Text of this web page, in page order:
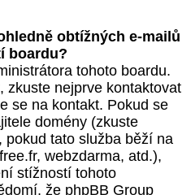
obtížných e-mailů
boardu?
tohoto boardu.
zkuste nejprve kontaktovat
se na kontakt. Pokud se
domény (zkuste
pokud tato služba běží na
webzdarma, atd.),
stížností tohoto
že phpBB Group